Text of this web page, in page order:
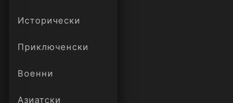
Исторически
Приключенски
Военни
Азиатски